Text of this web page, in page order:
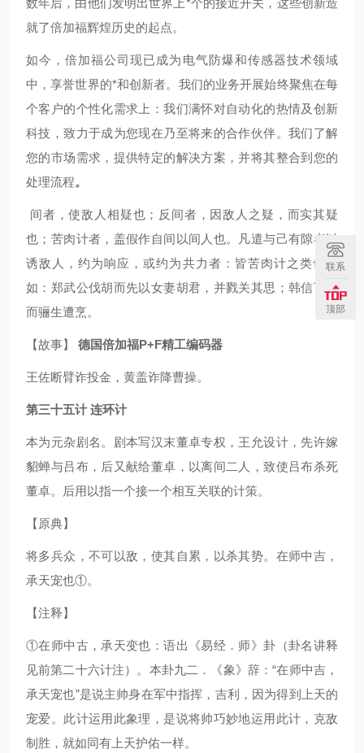
数年后，由他们发明出世界上*个的接近开关，这些创新造
就了倍加福辉煌历史的起点。
如今，倍加福公司现已成为电气防爆和传感器技术领域
中，享誉世界的*和创新者。我们的业务开展始终聚焦在每
个客户的个性化需求上：我们满怀对自动化的热情及创新
科技，致力于成为您现在乃至将来的合作伙伴。我们了解
您的市场需求，提供特定的解决方案，并将其整合到您的
处理流程。
间者，使敌人相疑也；反间者，因敌人之疑，而实其疑
也；苦肉计者，盖假作自间以间人也。凡遣与己有隙者以
诱敌人，约为响应，或约为共力者：皆苦肉计之类也。
如：郑武公伐胡而先以女妻胡君，并戮关其思；韩信下齐
而骊生遭烹。
【故事】 德国倍加福P+F精工编码器
王佐断臂诈投金，黄盖诈降曹操。
第三十五计 连环计
本为元杂剧名。剧本写汉末董卓专权，王允设计，先许嫁
貂蝉与吕布，后又献给董卓，以离间二人，致使吕布杀死
董卓。后用以指一个接一个相互关联的计策。
【原典】
将多兵众，不可以敌，使其自累，以杀其势。在师中吉，
承天宠也①。
【注释】
①在师中古，承天变也：语出《易经．师》卦（卦名讲释
见前第二十六计注）。本卦九二．《象》辞：“在师中吉，
承天宠也”是说主帅身在军中指挥，吉利，因为得到上天的
宠爱。此计运用此象理，是说将帅巧妙地运用此计，克敌
制胜，就如同有上天护佑一样。
联系
顶部